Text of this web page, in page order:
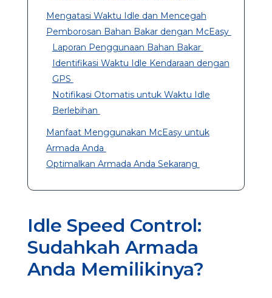
Mengatasi Waktu Idle dan Mencegah
Pemborosan Bahan Bakar dengan McEasy
Laporan Penggunaan Bahan Bakar
Identifikasi Waktu Idle Kendaraan dengan
GPS
Notifikasi Otomatis untuk Waktu Idle
Berlebihan
Manfaat Menggunakan McEasy untuk
Armada Anda
Optimalkan Armada Anda Sekarang
Idle Speed Control:
Sudahkah Armada
Anda Memilikinya?